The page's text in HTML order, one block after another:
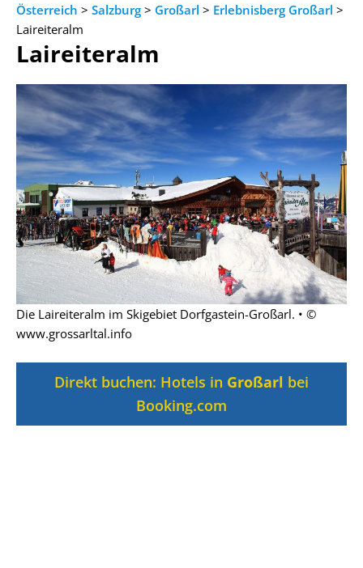
Österreich > Salzburg > Großarl > Erlebnisberg Großarl >
Laireiteralm
Laireiteralm
Die Laireiteralm im Skigebiet Dorfgastein-Großarl. • ©
www.grossarltal.info
Direkt buchen: Hotels in Großarl bei
Booking.com